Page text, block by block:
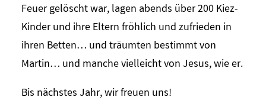
Feuer gelöscht war, lagen abends über 200 Kiez-
Kinder und ihre Eltern fröhlich und zufrieden in
ihren Betten… und träumten bestimmt von
Martin… und manche vielleicht von Jesus, wie er.
Bis nächstes Jahr, wir freuen uns!